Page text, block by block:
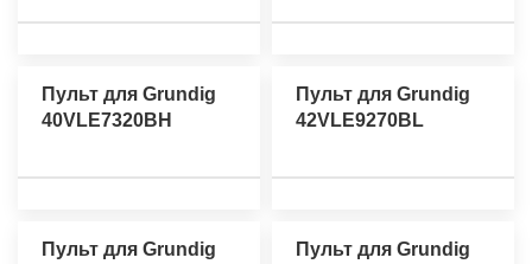
Пульт для Grundig
40VLE7320BH
Пульт для Grundig
42VLE9270BL
Пульт для Grundig
Пульт для Grundig